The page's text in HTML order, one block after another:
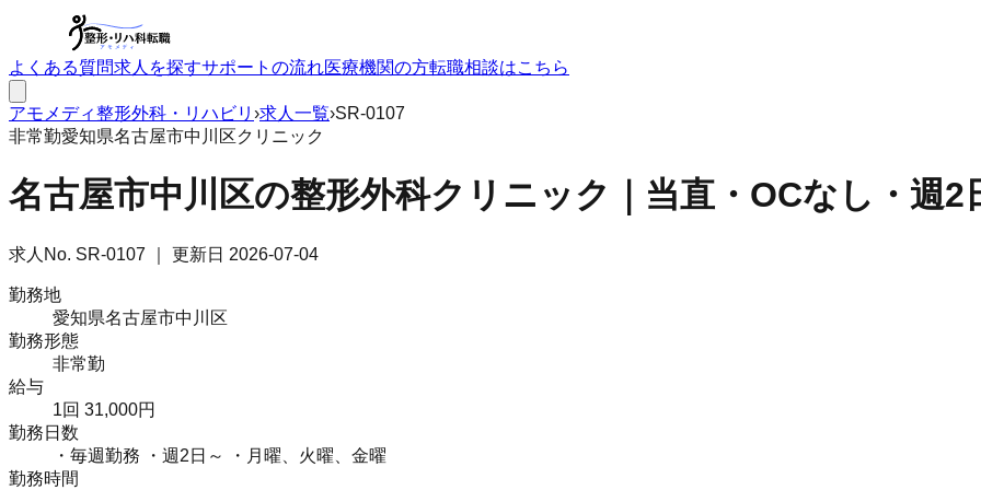
よくある質問求人を探すサポートの流れ医療機関の方転職相談はこちら
アモメディ整形外科・リハビリ ›求人一覧›SR-0107
非常勤愛知県名古屋市中川区クリニック
名古屋市中川区の整形外科クリニック｜当直・OCなし・週2
求人No. SR-0107 ｜ 更新日 2026-07-04
勤務地
愛知県名古屋市中川区
勤務形態
非常勤
給与
1回 31,000円
勤務日数
・毎週勤務 ・週2日～ ・月曜、火曜、金曜
勤務時間